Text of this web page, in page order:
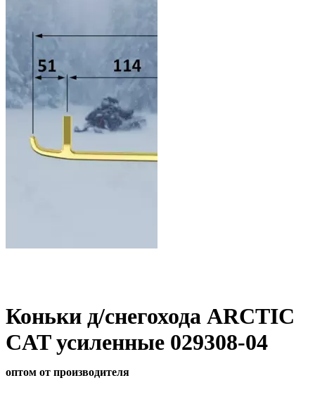
Коньки д/снегохода ARCTIC
CAT усиленные 029308-04
оптом от производителя